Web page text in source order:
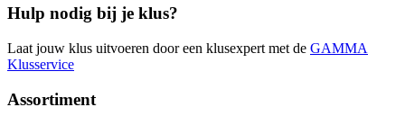
Hulp nodig bij je klus?
Laat jouw klus uitvoeren door een klusexpert met de GAMMA
Klusservice
Assortiment